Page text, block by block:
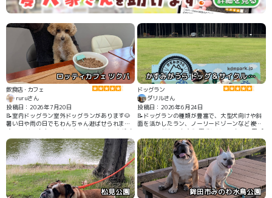
ロッティカフェ ツクバ
飲食店・カフェ
ruruさん
投稿日：2026年7月20日
📝室内ドッグラン室外ドッグランがあります🐶
暑い日や雨の日でもわんちゃん遊ばせられま
す。 ごはんもおいしかったです🍚 ごはんを注文
しドッグランで遊んでいても声をかけてくれま
す。店員さんみんな優しかったです🥺誕生日で
と話したら誕生日プレートは予約だったのです
がハッピーバースデーのピックをつけてくれま
した。店内広くカートも余裕です。フォトスポ
ット、おもちゃもあり店内もドッグランもきれ
いでした。
かすみがうら ドッグ＆サイクル キャンプ場
ドッグラン
ダリルさん
投稿日：2026年6月24日
📝ドッグランの種類が豊富で、大型犬向けや斜
面を活かしたラン、ノーリードゾーンなど複数
のエリアがあります🐶 夏季にはワンちゃん用プ
ールも利用できるため、水遊びが好きな子には
特におすすめです。🏊‍♀️
松見公園 鉾田市みのわ水鳥公園